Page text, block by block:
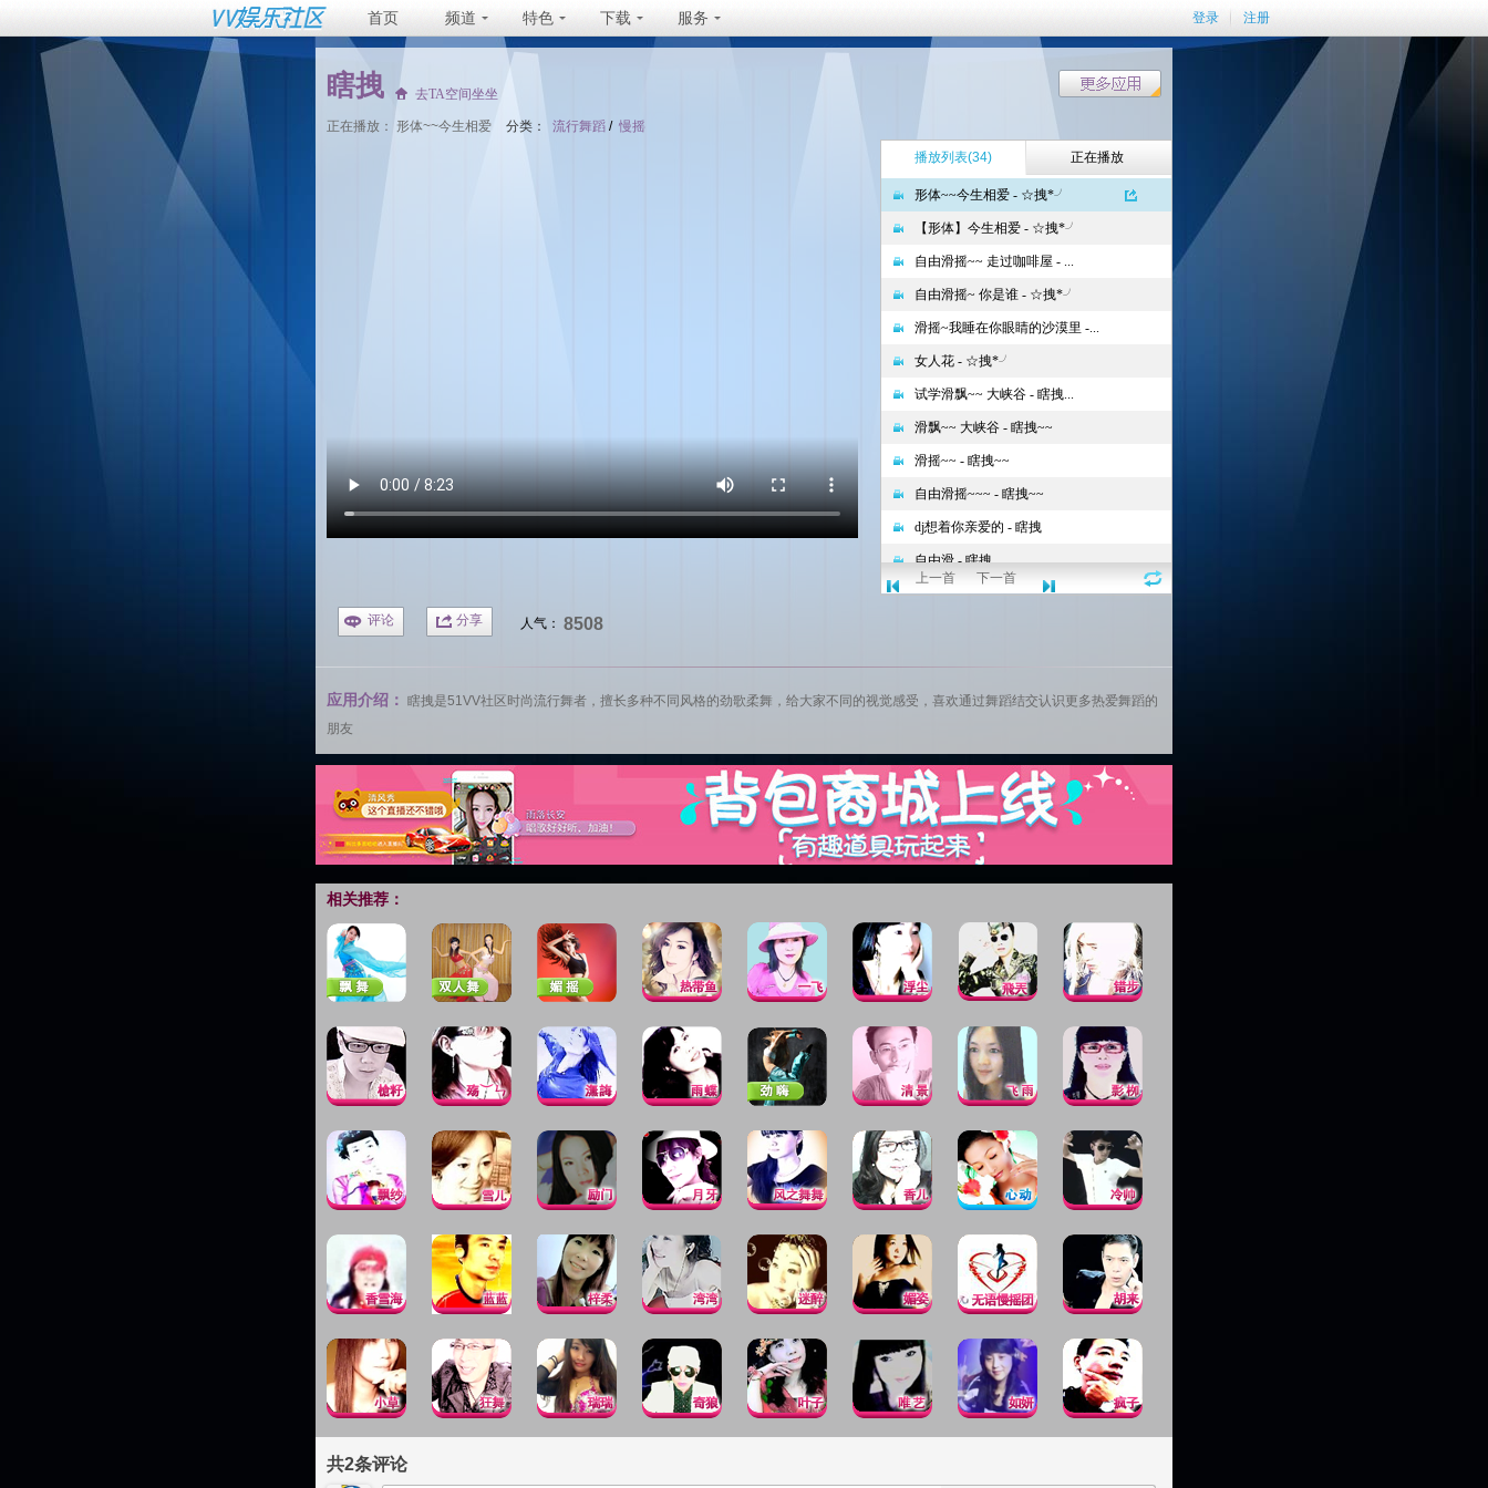
首页 频道 特色 下载 服务 登录 注册
瞎拽 去TA空间坐坐
正在播放： 形体~~今生相爱 分类： 流行舞蹈 / 慢摇
播放列表(34) 正在播放
上一首 下一首
评论 分享 人气： 8508
应用介绍： 瞎拽是51VV社区 时尚流行舞者，擅长多种不同风格的劲歌柔舞，给大家不同的视觉感受，喜欢通过舞蹈结交认识更多热爱舞蹈的
朋友
相关推荐：
共2条评论